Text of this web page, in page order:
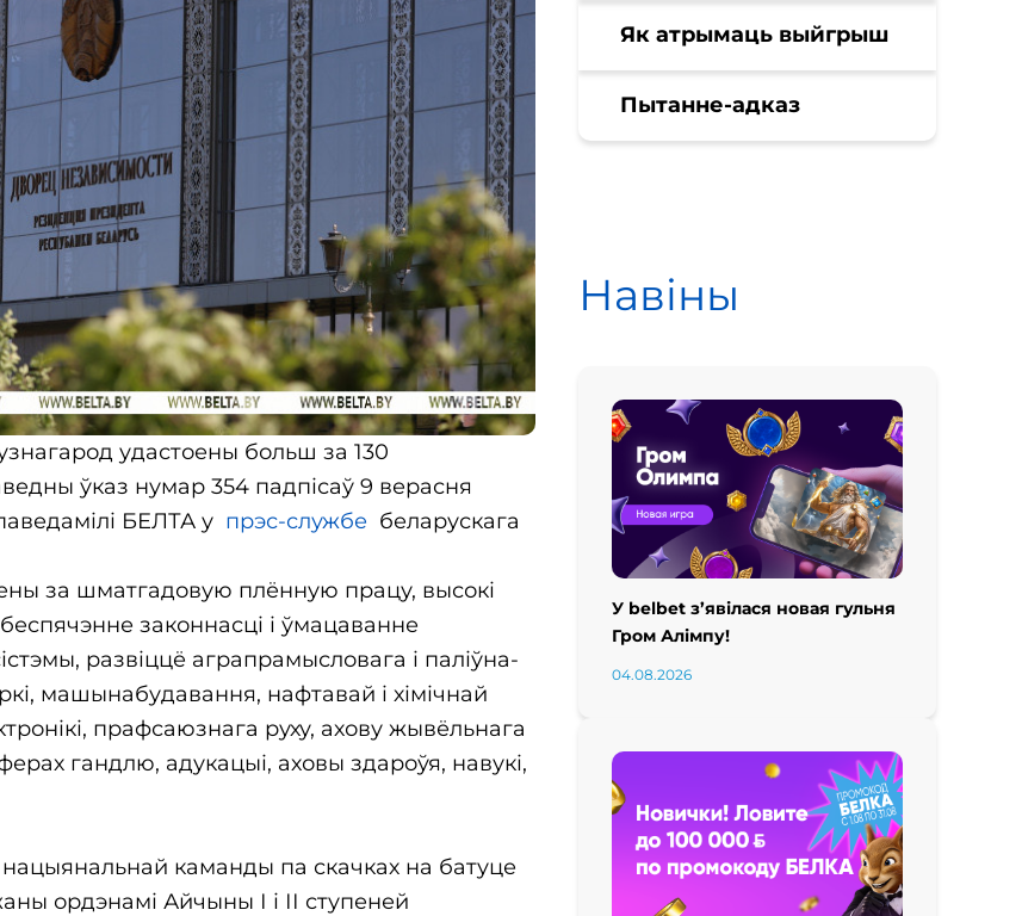
удастоены больш за 130
ўказ нумар 354 падпісаў 9 верасня
БЕЛТА у прэс-службе беларускага
за шматгадовую плённую працу, высокі
законнасці і ўмацаванне
развіццё аграпрамысловага і паліўна-
машынабудавання, нафтавай і хімічнай
прафсаюзнага руху, ахову жывёльнага
гандлю, адукацыі, аховы здароўя, навукі,
нацыянальнай каманды па скачках на батуце
ордэнамі Айчыны І і ІІ ступеней
Як атрымаць выйгрыш
Пытанне-адказ
Навіны
У belbet з’явілася новая гульня
Гром Алімпу!
04.08.2026